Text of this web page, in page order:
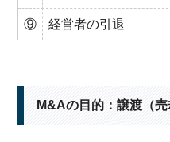
⑨ 経営者の引退
M&Aの目的：譲渡（売